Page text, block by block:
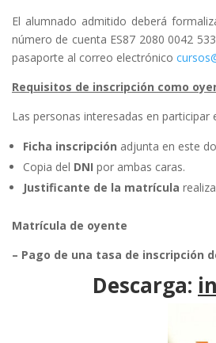
El alumnado admitido deberá
número de cuenta ES87 2080 0042
pasaporte al correo electrónico
Requisitos de inscripción como
Las personas interesadas en
Ficha inscripción adjunta en este
Copia del DNI por ambas caras.
Justificante de la matrícula
Matrícula de oyente
– Pago de una tasa de inscripción
Descarga: